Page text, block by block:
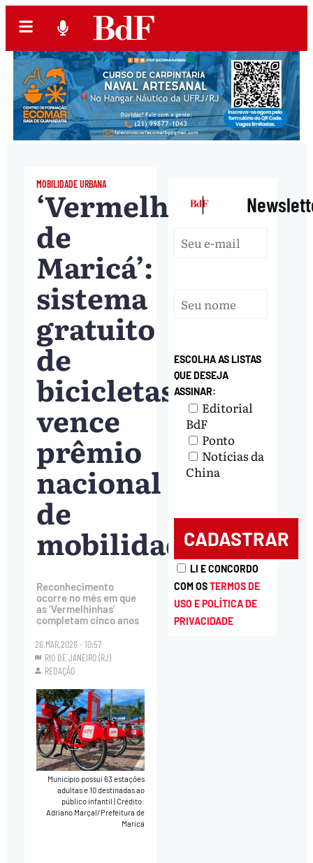
MOBILIDADE URBANA
‘Vermelhinhas
de
Maricá’:
sistema
gratuito
de
bicicletas
vence
prêmio
nacional
de
mobilidade
Reconhecimento
ocorre no mês em que
as ‘Vermelhinhas’
completam cinco anos
26.MAR.2026 - 10:57
RIO DE JANEIRO (RJ)
REDAÇÃO
Município possui 63 estações
adultas e 10 destinadas ao
público infantil|Crédito:
Adriano Marçal/Prefeitura de
Maricá
|
ESCOLHA AS LISTAS
QUE DESEJA
ASSINAR:
Editorial
BdF
Ponto
Notícias da
China
LI E CONCORDO
COM OSTERMOS DE
USO E POLÍTICA DE
PRIVACIDADE